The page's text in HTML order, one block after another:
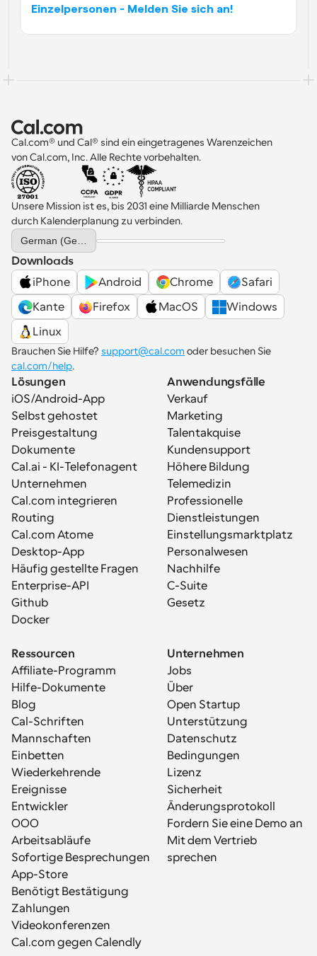
Einzelpersonen - Melden Sie sich an!
Cal.com® und Cal® sind ein eingetragenes Warenzeichen
von Cal.com, Inc. Alle Rechte vorbehalten.
Unsere Mission ist es, bis 2031 eine Milliarde Menschen
durch Kalenderplanung zu verbinden.
Select Language
Downloads
iPhone
Android Chrome
Safari
Kante
Firefox MacOS
Windows
Linux
Brauchen Sie Hilfe? support@cal.com
cal.com/help.
Lösungen
iOS/Android-App
Selbst gehostet
Preisgestaltung
Dokumente
Cal.ai - KI-Telefonagent
Unternehmen
Cal.com integrieren
Routing
Cal.com Atome
Desktop-App
Häufig gestellte Fragen
Enterprise-API
Github
Docker
Anwendungsfälle
Verkauf
Marketing
Talentakquise
Kundensupport
Höhere Bildung
Telemedizin
Professionelle
Dienstleistungen
Einstellungsmarktplatz
Personalwesen
Nachhilfe
C-Suite
Gesetz
Ressourcen
Affiliate-Programm
Hilfe-Dokumente
Blog
Cal-Schriften
Mannschaften
Einbetten
Wiederkehrende
Ereignisse
Entwickler
OOO
Arbeitsabläufe
Sofortige Besprechungen
App-Store
Benötigt Bestätigung
Zahlungen
Videokonferenzen
Cal.com gegen Calendly
Unternehmen
Jobs
Über
Open Startup
Unterstützung
Datenschutz
Bedingungen
Lizenz
Sicherheit
Änderungsprotokoll
Fordern Sie eine Demo an
Mit dem Vertrieb
sprechen